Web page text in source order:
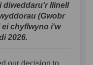
diweddaru'r llinell
(Gwobr
ei chyflwyno i'w
2026.
our decision to